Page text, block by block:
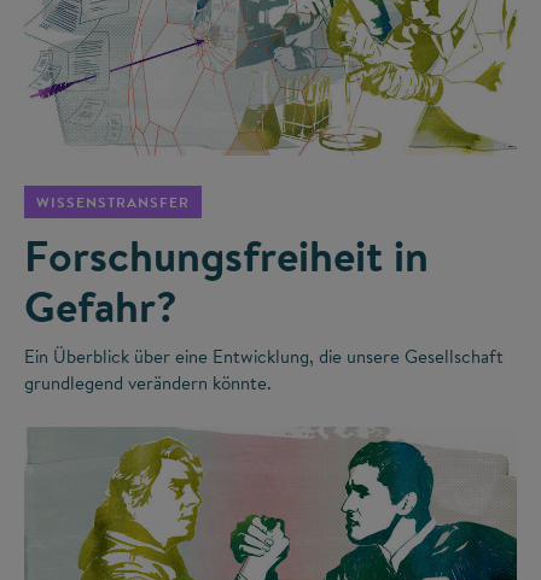
©
WISSENSTRANSFER
Forschungsfreiheit in
Gefahr?
Ein Überblick über eine Entwicklung, die unsere Gesellschaft
grundlegend verändern könnte.